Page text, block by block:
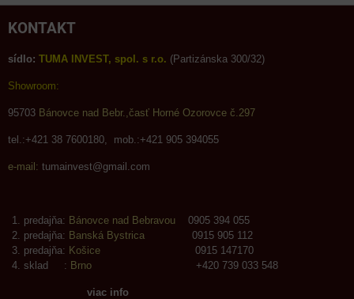
KONTAKT
sídlo: TUMA INVEST, spol. s r.o. (Partizánska 300/32)
Showroom:
95703 Bánovce nad Bebr.,časť Horné Ozorovce č.297
tel.:+421 38 7600180, mob.:+421 905 394055
e-mail: tumainvest@gmail.com
predajňa: Bánovce nad Bebravou 0905 394 055
predajňa: Banská Bystrica 0915 905 112
predajňa: Košice 0915 147170
sklad : Brno +420 739 033 548
viac info